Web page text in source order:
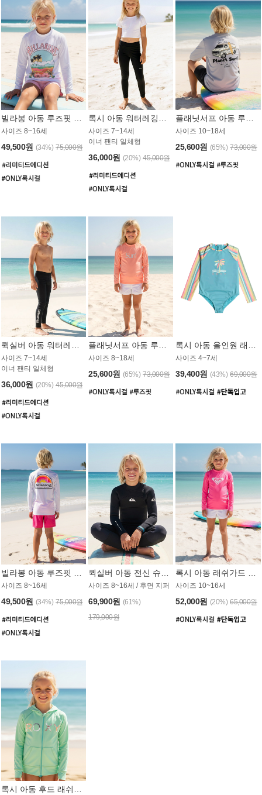
사이즈 8~16세
49,500원 (34%) 75,000원
사이즈 7~14세
이너 팬티 일체형
36,000원 (20%) 45,000원
사이즈 10~18세
25,600원 (65%) 73,000원
사이즈 7~14세
이너 팬티 일체형
36,000원 (20%) 45,000원
사이즈 8~18세
25,600원 (65%) 73,000원
사이즈 4~7세
39,400원 (43%) 69,000원
사이즈 8~16세
49,500원 (34%) 75,000원
사이즈 8~16세 / 후면 지퍼
69,900원 (61%)
179,000원
사이즈 10~16세
52,000원 (20%) 65,000원
록시 아동 후드 래쉬가드 GT764MRX